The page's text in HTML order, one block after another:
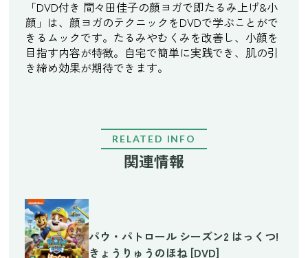
「DVD付き 間々田佳子の顔ヨガで即たるみ上げ&小
顔」は、顔ヨガのテクニックをDVDで学ぶことがで
きるムックです。たるみやむくみを改善し、小顔を
目指す内容が特徴。自宅で簡単に実践でき、肌の引
き締め効果が期待できます。
RELATED INFO
関連情報
パウ・パトロール シーズン2 はっくつ!
きょうりゅうのほね [DVD]